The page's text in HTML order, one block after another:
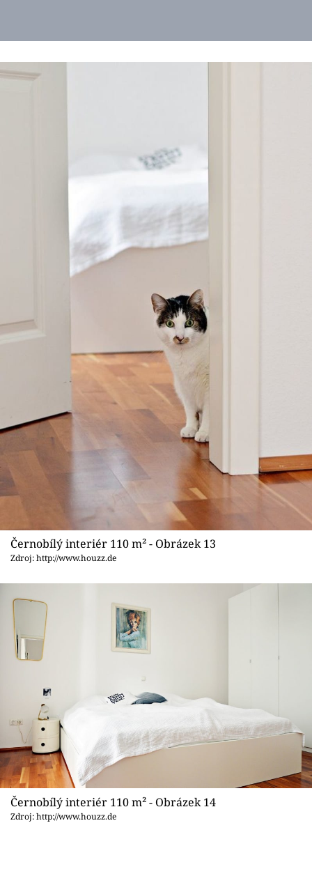
Černobílý interiér 110 m² - Obrázek 13
Zdroj: http://www.houzz.de
Černobílý interiér 110 m² - Obrázek 14
Zdroj: http://www.houzz.de